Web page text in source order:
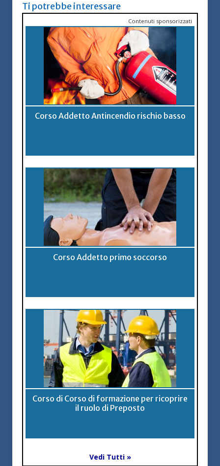
Ti potrebbe interessare
Contenuti sponsorizzati
Corso Addetto Antincendio rischio basso
Corso Addetto primo soccorso
Corso di Corso di formazione per ricoprire
il ruolo di Preposto
Vedi Tutti »